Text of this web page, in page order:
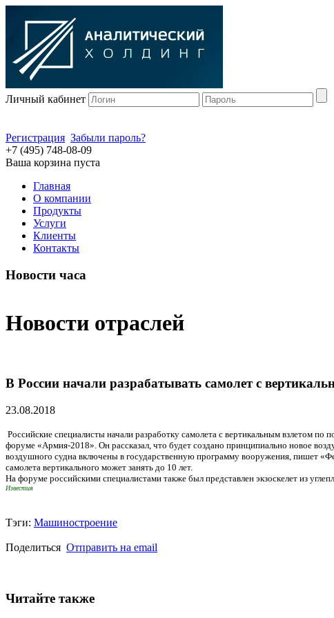
Личный кабинет
Регистрация Забыли пароль?
+7 (495) 748-08-09
Ваша корзина пуста
Главная
О компании
Продукты
Услуги
Клиенты
Контакты
Новости часа
Новости отраслей
В России начали разрабатывать самолет с
23.08.2018
Российские специалисты начали разработку самолета с вертикальным
форуме «Армия-2018». Он рассказал, что будет создано принципиально новое
воздушного судна включены в государственную программу вооружения, пишет
самолета вертикального может занять до 10 лет.
На форуме российскими специалистами также был представлен экзоскелет из
Известия
Тэги: Машиностроение
Поделиться Отправить на email
Читайте также